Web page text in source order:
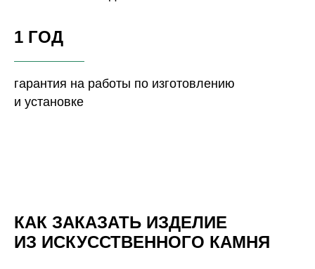
1 ГОД
гарантия на работы по изготовлению
и установке
КАК ЗАКАЗАТЬ ИЗДЕЛИЕ
ИЗ ИСКУССТВЕННОГО КАМНЯ